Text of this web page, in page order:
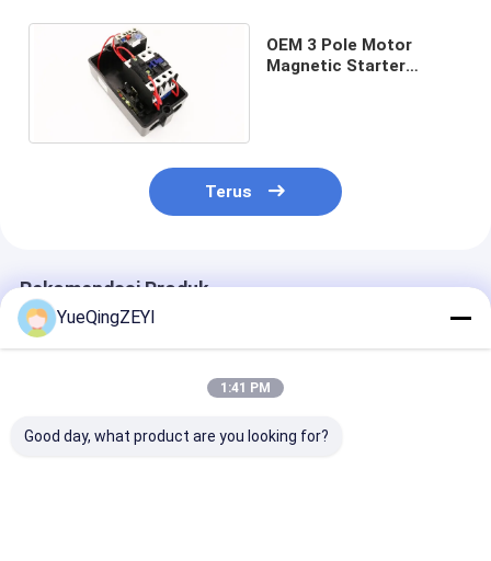
OEM 3 Pole Motor
Magnetic Starter
Terus
Rekomendasi Produk
YueQingZEYI
1:41 PM
Good day, what product are you looking for?